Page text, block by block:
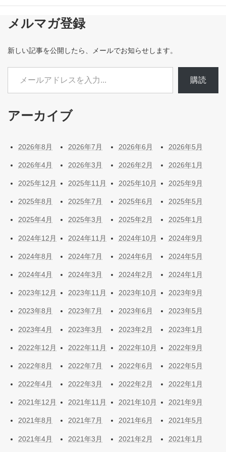
メルマガ登録
新しい記事を公開したら、メールでお知らせします。
メールアドレスを入力...
購読
アーカイブ
2026年8月 2026年7月 2026年6月 2026年5月
2026年4月 2026年3月 2026年2月 2026年1月
2025年12月 2025年11月 2025年10月 2025年9月
2025年8月 2025年7月 2025年6月 2025年5月
2025年4月 2025年3月 2025年2月 2025年1月
2024年12月 2024年11月 2024年10月 2024年9月
2024年8月 2024年7月 2024年6月 2024年5月
2024年4月 2024年3月 2024年2月 2024年1月
2023年12月 2023年11月 2023年10月 2023年9月
2023年8月 2023年7月 2023年6月 2023年5月
2023年4月 2023年3月 2023年2月 2023年1月
2022年12月 2022年11月 2022年10月 2022年9月
2022年8月 2022年7月 2022年6月 2022年5月
2022年4月 2022年3月 2022年2月 2022年1月
2021年12月 2021年11月 2021年10月 2021年9月
2021年8月 2021年7月 2021年6月 2021年5月
2021年4月 2021年3月 2021年2月 2021年1月